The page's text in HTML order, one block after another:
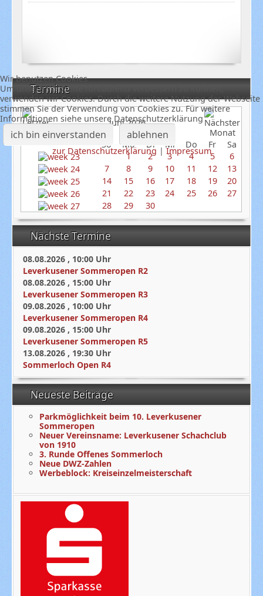
Termine
Juni 2026
So
Mo Di Mi Do Fr
Sa
1
2 3 4 5
6
7
8 9 10 11 12
13
14
15 16 17 18 19
20
21
22 23 24 25 26
27
28
29 30
Nächste Termine
08.08.2026 , 10:00 Uhr
Leverkusener Sommeropen R2
08.08.2026 , 15:00 Uhr
Leverkusener Sommeropen R3
09.08.2026 , 10:00 Uhr
Leverkusener Sommeropen R4
09.08.2026 , 15:00 Uhr
Leverkusener Sommeropen R5
13.08.2026 , 19:30 Uhr
Sommerloch Open R4
Neueste Beiträge
Parkmöglichkeit beim 10. Leverkusener
Sommeropen
Neuer Vereinsname: Leverkusener Schachclub
von 1910
3. Runde Offenes Sommerloch
Neue DWZ-Zahlen
Werbeblock: Kreiseinzelmeisterschaft
Wir benutzen Cookies
Um unsere Webseite fortlaufend verbessern zu können,
verwenden wir Cookies. Durch die weitere Nutzung der Webseite
stimmen Sie der Verwendung von Cookies zu. Für weitere
Informationen siehe unsere Datenschutzerklärung
ich bin einverstanden ablehnen
zur Datenschutzerklärung |Impressum